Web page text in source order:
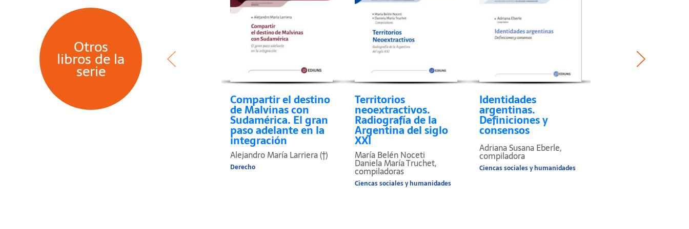
Otros
libros de la
serie
Compartir el destino
de Malvinas con
Sudamérica. El gran
paso adelante en la
integración
Alejandro María Larriera (†)
Derecho
Territorios
neoextractivos.
Radiografía de la
Argentina del siglo
XXI
María Belén Noceti
Daniela María Truchet,
compiladoras
Ciencas sociales y humanidades
Identidades
argentinas.
Definiciones y
consensos
Adriana Susana Eberle,
compiladora
Ciencas sociales y humanidades